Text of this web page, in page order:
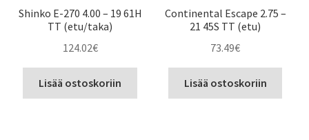
Shinko E-270 4.00 – 19 61H
TT (etu/taka)
124.02€
Lisää ostoskoriin
Continental Escape 2.75 –
21 45S TT (etu)
73.49€
Lisää ostoskoriin